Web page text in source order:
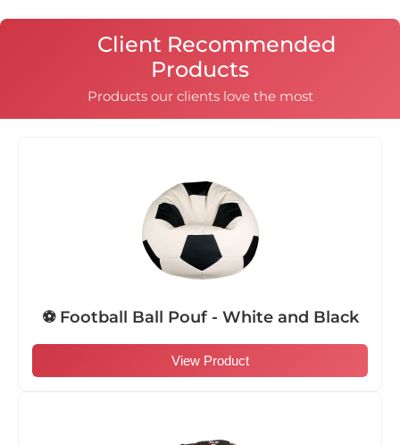
Client Recommended
Products
Products our clients love the most
⚽ Football Ball Pouf - White and Black
View Product